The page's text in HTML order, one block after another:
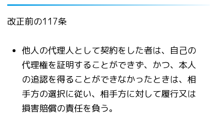
改正前の117条
他人の代理人として契約をした者は、自己の
代理権を証明することができず、かつ、本人
の追認を得ることができなかったときは、相
手方の選択に従い、相手方に対して履行又は
損害賠償の責任を負う。